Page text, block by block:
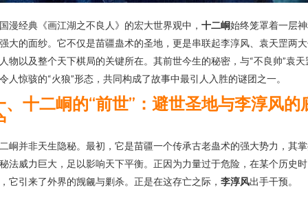
漫经典《画江湖之不良人》的宏大世界观中， 十二峒始终笼罩着一层
大的面纱。它不仅是苗疆蛊术的圣地，更是串联起李淳风、袁天罡两
物以及整个天下棋局的关键所在。其前世今生的秘密，与“不良帅”袁天
人惊骇的“火狼”形态，共同构成了故事中最引人入胜的谜团之一。
、十二峒的“前世”：避世圣地与李淳风的
峒并非天生隐秘。最初，它是苗疆一个传承古老蛊术的强大势力，其
法威力巨大，足以影响天下平衡。正因为力量过于危险，在某个历史时
它引来了外界的觊觎与剿杀。正是在这存亡之际， 李淳风出手干预。